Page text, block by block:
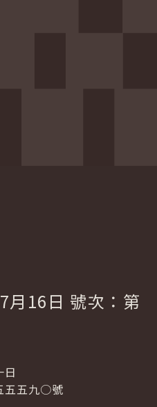
月16日 號次：第
日
五五九○號